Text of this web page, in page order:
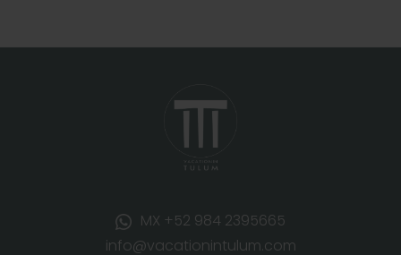
MX +52 984 2395665
info@vacationintulum.com